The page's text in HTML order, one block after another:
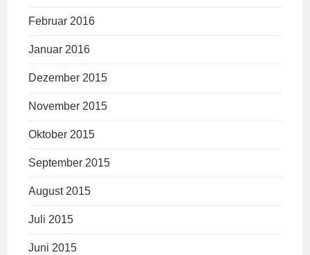
Februar 2016
Januar 2016
Dezember 2015
November 2015
Oktober 2015
September 2015
August 2015
Juli 2015
Juni 2015